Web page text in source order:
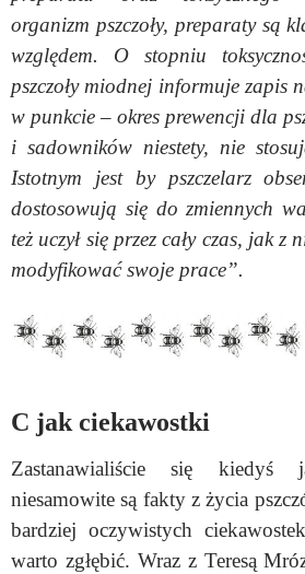
organizm pszczoły, preparaty są
względem. O stopniu
pszczoły miodnej informuje zapis
w punkcie – okres prewencji dla
i sadowników niestety, nie
Istotnym jest by pszczelarz
dostosowują się do zmiennych
też uczył się przez cały czas, jak
modyfikować swoje prace”.
C jak ciekawostki
Zastanawialiście się kiedyś
niesamowite są fakty z życia
bardziej oczywistych
warto zgłębić. Wraz z Teresą